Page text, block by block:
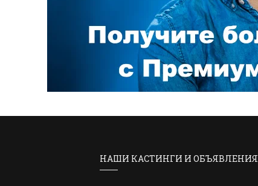
НАШИ КАСТИНГИ И ОБЪЯВЛЕНИЯ